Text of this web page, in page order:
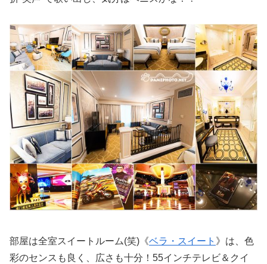
部屋は全室スイートルーム(笑)《ベラ・スイート 》は、色
彩のセンスも良く、広さも十分！55インチテレビ＆クイ